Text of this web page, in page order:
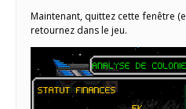
Maintenant, quittez cette fenêtre
retournez dans le jeu.